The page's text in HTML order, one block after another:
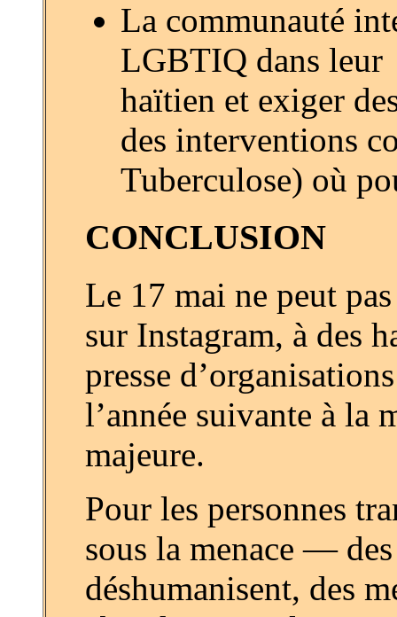
La communauté
LGBTIQ dans
haïtien et exiger
des interventions
Tuberculose) où
CONCLUSION
Le 17 mai ne peut
sur Instagram, à des
presse
l’année suivante à la
majeure.
Pour les personnes
sous la menace —
déshumanisent, des